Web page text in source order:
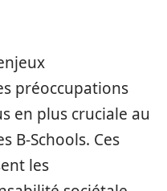
préoccupations
en plus cruciale au
B-Schools. Ces
les